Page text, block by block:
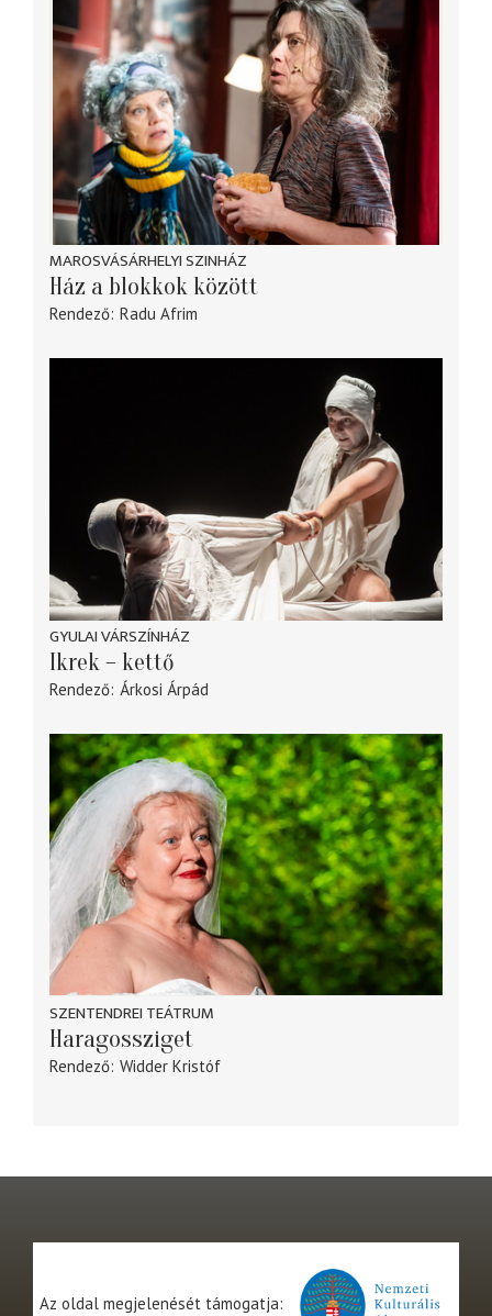
MAROSVÁSÁRHELYI SZINHÁZ
Ház a blokkok között
Rendező Radu Afrim
GYULAI VÁRSZÍNHÁZ
Ikrek – kettő
Rendező Árkosi Árpád
SZENTENDREI TEÁTRUM
Haragossziget
Rendező Widder Kristóf
Az oldal megjelenését támogatja: